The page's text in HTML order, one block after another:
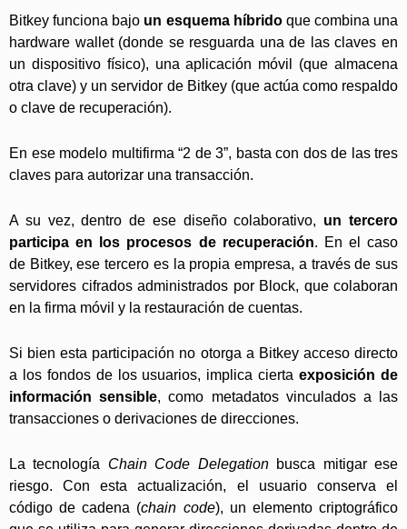
Bitkey funciona bajo un esquema híbridoque combina una
hardware wallet (donde se resguarda una de las claves en
un dispositivo físico), una aplicación móvil (que almacena
otra clave) y un servidor de Bitkey (que actúa como respaldo
o clave de recuperación).
En ese modelo multifirma “2 de 3”, basta con dos de las tres
claves para autorizar una transacción.
A su vez, dentro de ese diseño colaborativo, un tercero
participa en los procesos de recuperación. En el caso
de Bitkey, ese tercero es la propia empresa, a través de sus
servidores cifrados administrados por Block, que colaboran
en la firma móvil y la restauración de cuentas.
Si bien esta participación no otorga a Bitkey acceso directo
a los fondos de los usuarios, implica ciertaexposición de
información sensible, como metadatos vinculados a las
transacciones o derivaciones de direcciones.
La tecnología Chain Code Delegationbusca mitigar ese
riesgo. Con esta actualización, el usuario conserva el
código de cadena (chain code), un elemento criptográfico